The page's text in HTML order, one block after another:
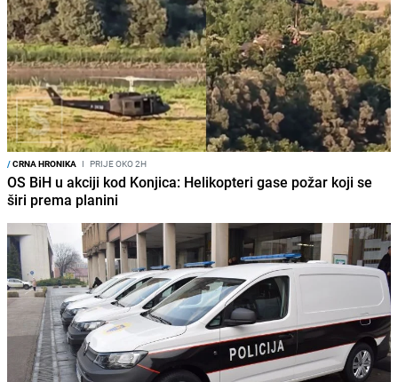
/CRNA HRONIKA I PRIJE OKO 2H
OS BiH u akciji kod Konjica: Helikopteri gase požar koji se
širi prema planini